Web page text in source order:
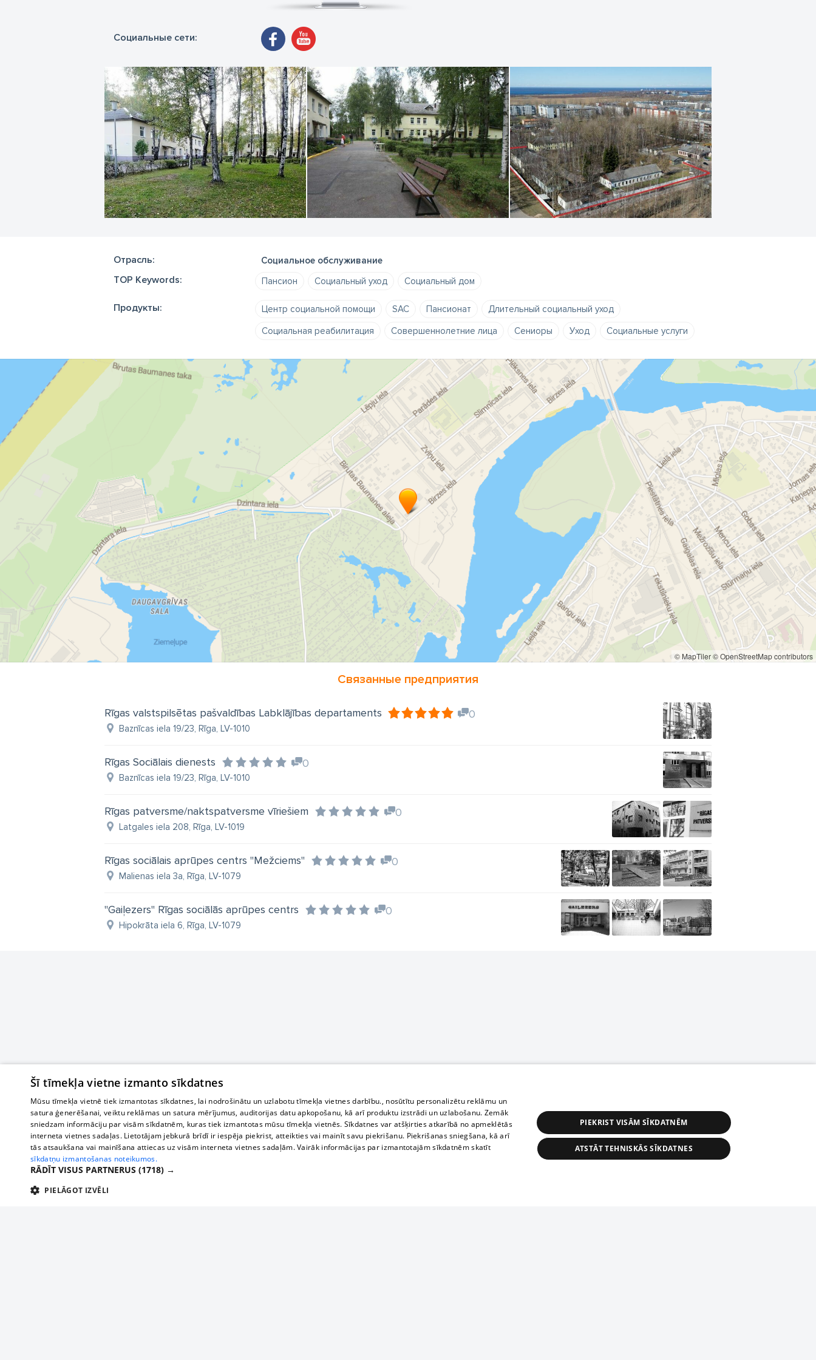
Социальные сети:
Отрасль: Социальное обслуживание
TOP Keywords: Пансион Социальный уход Социальный дом
Продукты: Центр социальной помощи SAC Пансионат
Длительный социальный уход
Социальная реабилитация
Совершеннолетние лица Сениоры Уход Социальные услуги
© MapTiler© OpenStreetMap contributors
Связанные предприятия
Rīgas valstspilsētas pašvaldības Labklājības departaments 0
Baznīcas iela 19/23, Rīga, LV-1010
Rīgas Sociālais dienests 0
Baznīcas iela 19/23, Rīga, LV-1010
Rīgas patversme/naktspatversme vīriešiem 0
Latgales iela 208, Rīga, LV-1019
Rīgas sociālais aprūpes centrs "Mežciems" 0
Malienas iela 3a, Rīga, LV-1079
"Gaiļezers" Rīgas sociālās aprūpes centrs 0
Hipokrāta iela 6, Rīga, LV-1079
Šī tīmekļa vietne izmanto sīkdatnes
Mūsu tīmekļa vietnē tiek izmantotas sīkdatnes, lai nodrošinātu un uzlabotu tīmekļa vietnes darbību., nosūtītu personalizētu reklāmu un
satura ģenerēšanai, veiktu reklāmas un satura mērījumus, auditorijas datu apkopošanu, kā arī produktu izstrādi un uzlabošanu. Zemāk
sniedzam informāciju par visām sīkdatnēm, kuras tiek izmantotas mūsu tīmekļa vietnēs. Sīkdatnes var atšķirties atkarībā no apmeklētās
interneta vietnes sadaļas. Lietotājam jebkurā brīdī ir iespēja piekrist, atteikties vai mainīt savu piekrišanu. Piekrišanas sniegšana, kā arī
tās atsaukšana vai mainīšana attiecas uz visām interneta vietnes sadaļām. Vairāk informācijas par izmantotajām sīkdatnēm skatīt
sīkdatņu izmantošanas noteikumos.
RĀDĪT VISUS PARTNERUS (1718) →
PIELĀGOT IZVĒLI
PIEKRIST VISĀM SĪKDATNĒM
ATSTĀT TEHNISKĀS SĪKDATNES